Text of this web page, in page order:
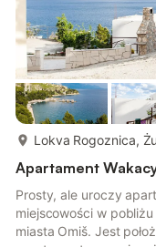
Lokva Rogoznica,
Apartament
Prosty, ale uroczy
miejscowości w
miasta Omiš. Jest